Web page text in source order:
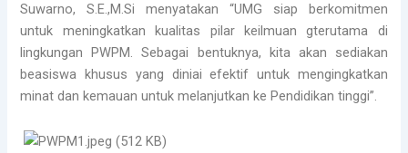
Suwarno, S.E.,M.Si menyatakan “UMG siap berkomitmen
untuk meningkatkan kualitas pilar keilmuan gterutama di
lingkungan PWPM. Sebagai bentuknya, kita akan sediakan
beasiswa khusus yang diniai efektif untuk mengingkatkan
minat dan kemauan untuk melanjutkan ke Pendidikan tinggi”.